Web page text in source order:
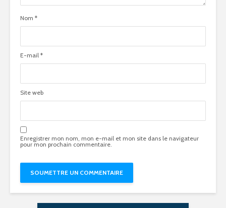
Nom *
E-mail *
Site web
Enregistrer mon nom, mon e-mail et mon site dans le navigateur
pour mon prochain commentaire.